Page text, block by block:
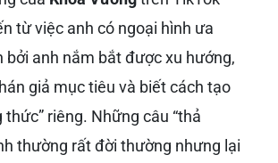
từ việc anh có ngoại hình ưa
bởi anh nắm bắt được xu hướng,
giả mục tiêu và biết cách tạo
thức” riêng. Những câu “thả
thường rất đời thường nhưng lại